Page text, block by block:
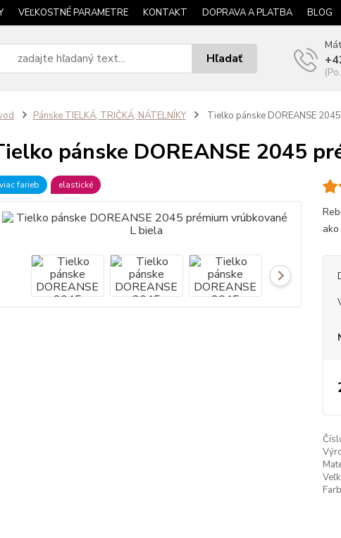
VEĽKOSTNÉ PARAMETRE KONTAKT DOPRAVA A PLATBA BLOG
Hľadať
Pánske TIELKÁ, TRIČKÁ, NÁTELNÍKY Tielko pánske DOREANSE
pánske DOREANSE 2045
viac farieb elastické
ako